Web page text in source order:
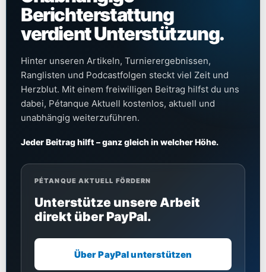
Berichterstattung
verdient Unterstützung.
Hinter unseren Artikeln, Turnierergebnissen,
Ranglisten und Podcastfolgen steckt viel Zeit und
Herzblut. Mit einem freiwilligen Beitrag hilfst du uns
dabei, Pétanque Aktuell kostenlos, aktuell und
unabhängig weiterzuführen.
Jeder Beitrag hilft – ganz gleich in welcher Höhe.
PÉTANQUE AKTUELL FÖRDERN
Unterstütze unsere Arbeit
direkt über PayPal.
Über PayPal unterstützen